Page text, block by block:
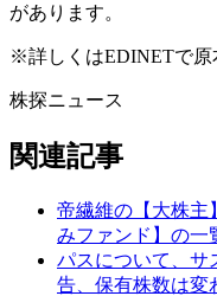
があります。
※詳しくはEDINETで原
株探ニュース
関連記事
帝繊維の【大株主
みファンド】の一
パスについて、サ
告、保有株数は変